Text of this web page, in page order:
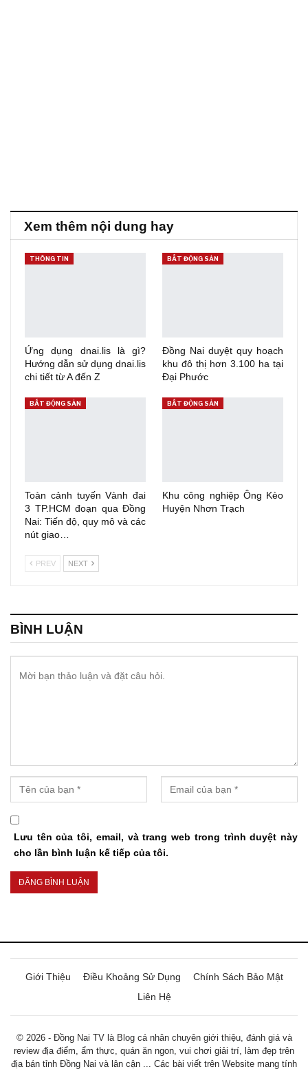
Xem thêm nội dung hay
THÔNG TIN
Ứng dụng dnai.lis là gì?
Hướng dẫn sử dụng dnai.lis
chi tiết từ A đến Z
BẤT ĐỘNG SẢN
Đồng Nai duyệt quy hoạch
khu đô thị hơn 3.100 ha tại
Đại Phước
BẤT ĐỘNG SẢN
Toàn cảnh tuyến Vành đai
3 TP.HCM đoạn qua Đồng
Nai: Tiến độ, quy mô và các
nút giao…
BẤT ĐỘNG SẢN
Khu công nghiệp Ông Kèo
Huyện Nhơn Trạch
PREV NEXT
BÌNH LUẬN
Lưu tên của tôi, email, và trang web trong trình duyệt này
cho lần bình luận kế tiếp của tôi.
Giới Thiệu Điều Khoảng Sử Dụng
Chính Sách Bảo Mật
Liên Hệ
© 2026 - Đồng Nai TV là Blog cá nhân chuyên giới thiệu, đánh giá và
review địa điểm, ẩm thực, quán ăn ngon, vui chơi giải trí, làm đẹp trên
địa bán tỉnh Đồng Nai và lân cận ... Các bài viết trên Website mang tính